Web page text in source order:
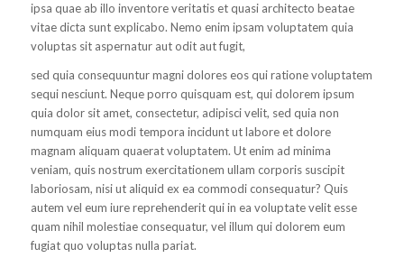
ipsa quae ab illo inventore veritatis et quasi architecto beatae
vitae dicta sunt explicabo. Nemo enim ipsam voluptatem quia
voluptas sit aspernatur aut odit aut fugit,
sed quia consequuntur magni dolores eos qui ratione voluptatem
sequi nesciunt. Neque porro quisquam est, qui dolorem ipsum
quia dolor sit amet, consectetur, adipisci velit, sed quia non
numquam eius modi tempora incidunt ut labore et dolore
magnam aliquam quaerat voluptatem. Ut enim ad minima
veniam, quis nostrum exercitationem ullam corporis suscipit
laboriosam, nisi ut aliquid ex ea commodi consequatur? Quis
autem vel eum iure reprehenderit qui in ea voluptate velit esse
quam nihil molestiae consequatur, vel illum qui dolorem eum
fugiat quo voluptas nulla pariat.